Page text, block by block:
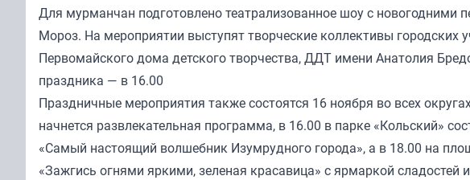
Для мурманчан подготовлено театрализованное шоу с новогодними
Мороз. На мероприятии выступят творческие коллективы
Первомайского дома детского творчества, ДДТ имени Анатолия
праздника — в 16.00
Праздничные мероприятия также состоятся 16 ноября во всех
начнется развлекательная программа, в 16.00 в парке «Кольский»
«Самый настоящий волшебник Изумрудного города», а в 18.00 на
«Зажгись огнями яркими, зеленая красавица» с ярмаркой сладостей